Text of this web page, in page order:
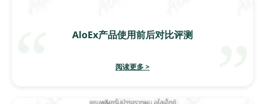
AloEx产品使用前后对比评测
阅读更多 >